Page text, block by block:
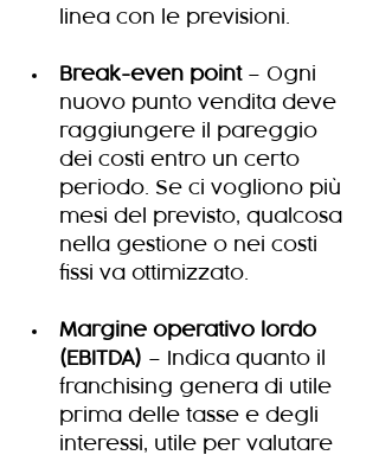
linea con le previsioni.
Break-even point – Ogni
nuovo punto vendita deve
raggiungere il pareggio
dei costi entro un certo
periodo. Se ci vogliono più
mesi del previsto, qualcosa
nella gestione o nei costi
fissi va ottimizzato.
Margine operativo lordo
(EBITDA) – Indica quanto il
franchising genera di utile
prima delle tasse e degli
interessi, utile per valutare